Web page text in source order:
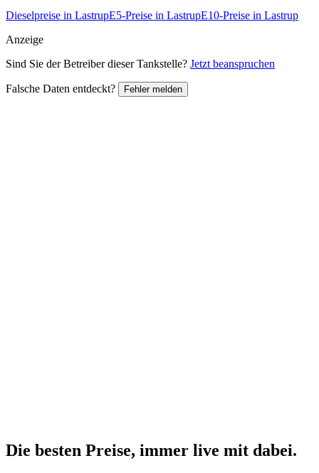
Dieselpreise in LastrupE5-Preise in LastrupE10-Preise in Lastrup
Anzeige
Sind Sie der Betreiber dieser Tankstelle? Jetzt beanspruchen
Falsche Daten entdeckt? Fehler melden
Die besten Preise, immer live mit dabei.